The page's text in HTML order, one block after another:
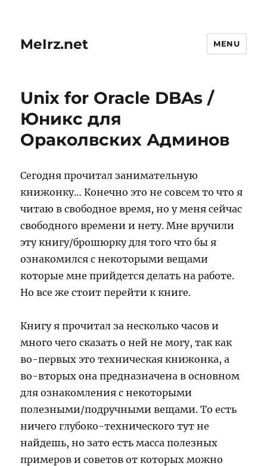
MeIrz.net MENU
Unix for Oracle DBAs /
Юникс для
Ораколвских Админов
Сегодня прочитал занимательную
книжонку… Конечно это не совсем то что я
читаю в свободное время, но у меня сейчас
свободного времени и нету. Мне вручили
эту книгу/брошюрку для того что бы я
ознакомился с некоторыми вещами
которые мне прийдется делать на работе.
Но все же стоит перейти к книге.
Книгу я прочитал за несколько часов и
много чего сказать о ней не могу, так как
во-первых это техническая книжонка, а
во-вторых она предназначена в основном
для ознакомления с некоторыми
полезными/подручными вещами. То есть
ничего глубоко-технического тут не
найдешь, но зато есть масса полезных
примеров и советов от которых можно